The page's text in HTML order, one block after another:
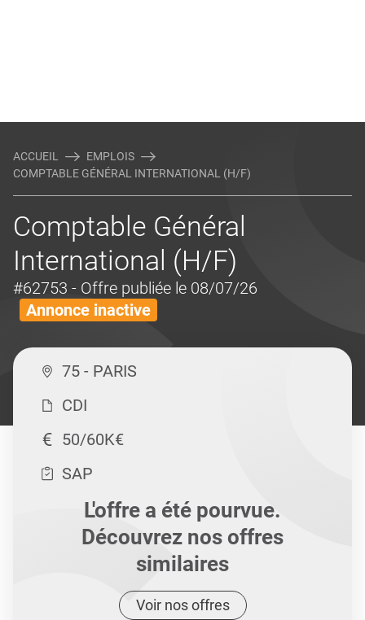
ACCUEIL
EMPLOIS
COMPTABLE GÉNÉRAL INTERNATIONAL (H/F)
Comptable Général
International (H/F)
#62753 - Offre publiée le 08/07/26
Annonce inactive
75 - PARIS
CDI
50/60K€
SAP
L'offre a été pourvue.
Découvrez nos offres
similaires
Voir nos offres